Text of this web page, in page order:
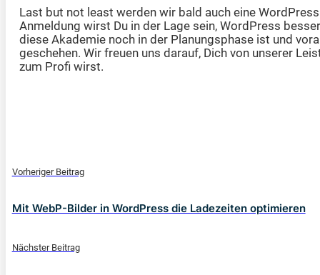
Last but not least werden wir bald auch eine
Anmeldung wirst Du in der Lage sein, WordPress
diese Akademie noch in der Planungsphase ist und
geschehen. Wir freuen uns darauf, Dich von unserer
zum Profi wirst.
Vorheriger Beitrag
Mit WebP-Bilder in WordPress die Ladezeiten optimieren
Nächster Beitrag